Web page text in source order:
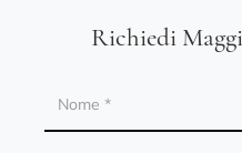
Richiedi